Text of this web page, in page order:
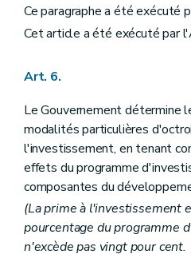
Ce paragraphe a été exécuté
Cet article a été exécuté par
Art. 6.
Le Gouvernement détermine
modalités particulières
l'investissement, en tenant
effets du programme
composantes du
(La prime à l'investissement
pourcentage du programme
n'excède pas vingt pour cent.